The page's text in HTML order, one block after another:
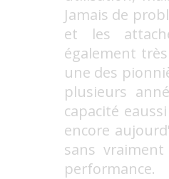
Jamais de
et les
également
une des
plusieurs
capacité
encore
sans
performance.